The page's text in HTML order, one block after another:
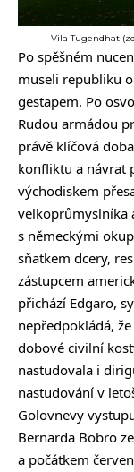
Vila Tugendhat
Po spěšném
museli republiku
gestapem. Po
Rudou armádou
právě klíčová
konfliktu a návrat
východiskem
velkoprůmyslníka
s německými
sňatkem dcery,
zástupcem
přichází Edgaro,
nepředpokládá,
dobové civilní
nastudovala i
nastudování v
Golovnevy
Bernarda Bobro
a počátkem